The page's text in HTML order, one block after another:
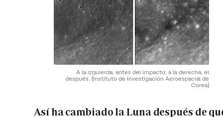
A la izquierda, antes del impacto; a la derecha, el
después. (Instituto de Investigación Aeroespacial de
Corea)
Así ha cambiado la Luna después de